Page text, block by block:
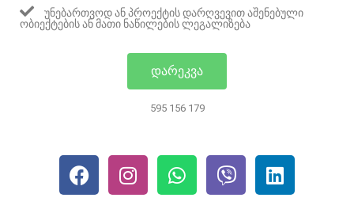
ᲣᲜᲔᲑᲐᲠᲗᲕᲝᲓ ᲐᲜ ᲞᲠᲝᲔᲥᲢᲘᲡ ᲓᲐᲠᲦᲕᲔᲕᲘᲗ ᲐᲨᲔᲜᲔᲑᲣᲚᲘ
ᲝᲑᲘᲔᲥᲢᲔᲑᲘᲡ ᲐᲜ ᲛᲐᲗᲘ ᲜᲐᲬᲘᲚᲔᲑᲘᲡ ᲚᲔᲒᲐᲚᲘᲖᲔᲑᲐ
ᲓᲐᲠᲔᲙᲕᲐ
595 156 179